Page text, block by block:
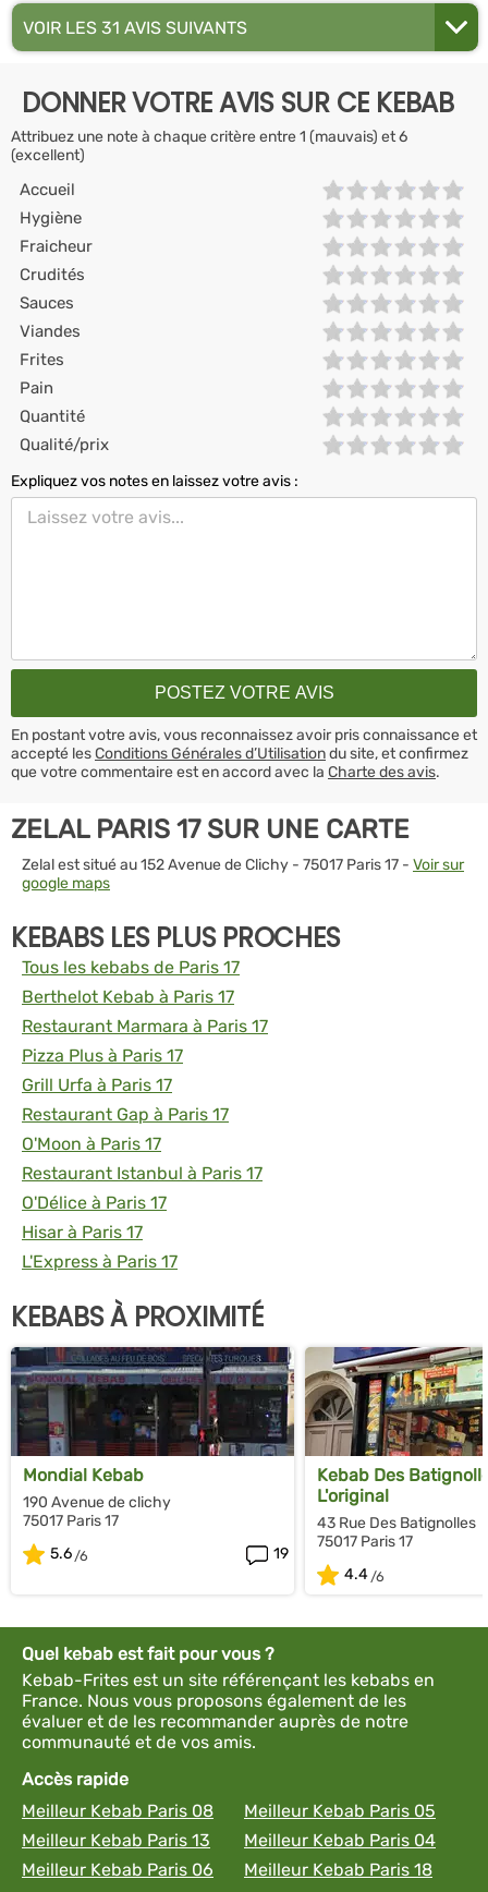
VOIR LES 31 AVIS SUIVANTS
DONNER VOTRE AVIS SUR CE KEBAB
Attribuez une note à chaque critère entre 1 (mauvais) et 6
(excellent)
Accueil
Hygiène
Fraicheur
Crudités
Sauces
Viandes
Frites
Pain
Quantité
Qualité/prix
Expliquez vos notes en laissez votre avis :
En postant votre avis, vous reconnaissez avoir pris connaissance et
accepté lesConditions Générales d’Utilisationdu site, et confirmez
que votre commentaire est en accord avec la Charte des avis.
ZELAL PARIS 17 SUR UNE CARTE
Zelal est situé au 152 Avenue de Clichy - 75017 Paris 17 - Voir sur
google maps
KEBABS LES PLUS PROCHES
Tous les kebabs de Paris 17
Berthelot Kebab à Paris 17
Restaurant Marmara à Paris 17
Pizza Plus à Paris 17
Grill Urfa à Paris 17
Restaurant Gap à Paris 17
O'Moon à Paris 17
Restaurant Istanbul à Paris 17
O'Délice à Paris 17
Hisar à Paris 17
L'Express à Paris 17
KEBABS À PROXIMITÉ
Mondial Kebab
190 Avenue de clichy
75017 Paris 17
5.6
19
Kebab Des
L'original
43 Rue Des Batignolles
75017 Paris 17
4.4
Quel kebab est fait pour vous ?
Kebab-Frites est un site référençant les kebabs en
France. Nous vous proposons également de les
évaluer et de les recommander auprès de notre
communauté et de vos amis.
Accès rapide
Meilleur Kebab Paris 08
Meilleur Kebab Paris 05
Meilleur Kebab Paris 13
Meilleur Kebab Paris 04
Meilleur Kebab Paris 06
Meilleur Kebab Paris 18